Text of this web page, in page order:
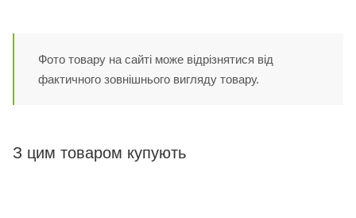
Фото товару на сайті може відрізнятися від
фактичного зовнішнього вигляду товару.
З цим товаром купують